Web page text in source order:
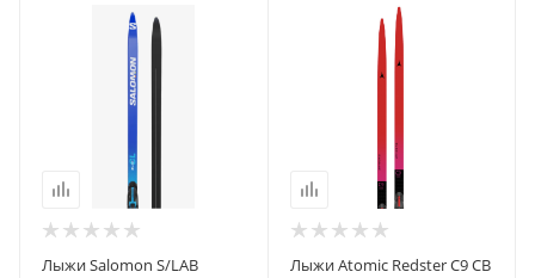
Лыжи Salomon S/LAB
Лыжи Atomic Redster C9 CB